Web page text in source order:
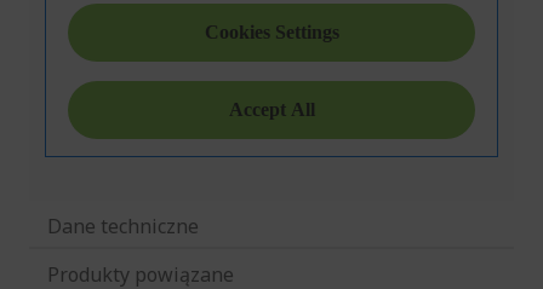
Dane techniczne
Produkty powiązane